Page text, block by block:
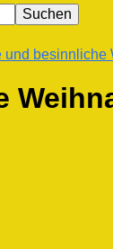
und besinnliche